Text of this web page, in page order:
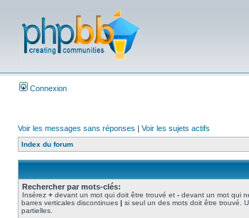
Connexion
Voir les messages sans réponses | Voir les sujets actifs
Index du forum
Rechercher par mots-clés:
Insérez + devant un mot qui doit être trouvé et - devant un mot qui
barres verticales discontinues | si seul un des mots doit être trouvé.
partielles.